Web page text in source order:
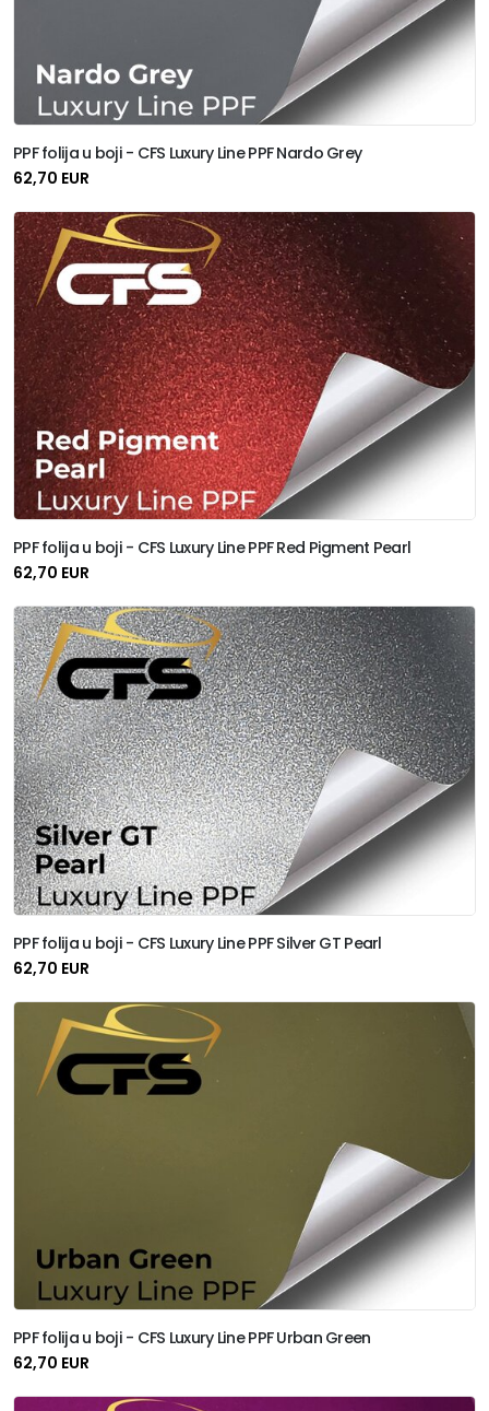
PPF folija u boji - CFS Luxury Line PPF Nardo Grey
62,70 EUR
PPF folija u boji - CFS Luxury Line PPF Red Pigment Pearl
62,70 EUR
PPF folija u boji - CFS Luxury Line PPF Silver GT Pearl
62,70 EUR
PPF folija u boji - CFS Luxury Line PPF Urban Green
62,70 EUR